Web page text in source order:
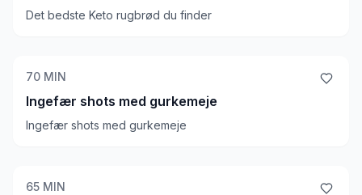
Det bedste Keto rugbrød du finder
70 MIN
Ingefær shots med gurkemeje
Ingefær shots med gurkemeje
65 MIN